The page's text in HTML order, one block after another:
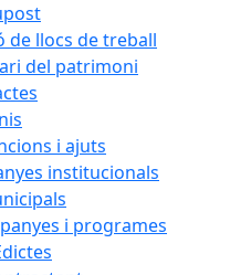
de llocs de treball
del patrimoni
i ajuts
institucionals
i programes